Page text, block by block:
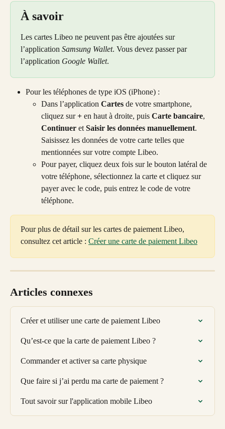
À savoir
Les cartes Libeo ne peuvent pas être ajoutées sur
l’application Samsung Wallet. Vous devez passer par
l’application Google Wallet.
Pour les téléphones de type iOS (iPhone) :
Dans l’application Cartes de votre smartphone,
cliquez sur + en haut à droite, puis Carte bancaire,
Continuer et Saisir les données manuellement.
Saisissez les données de votre carte telles que
mentionnées sur votre compte Libeo.
Pour payer, cliquez deux fois sur le bouton latéral de
votre téléphone, sélectionnez la carte et cliquez sur
payer avec le code, puis entrez le code de votre
téléphone.
Pour plus de détail sur les cartes de paiement Libeo,
consultez cet article : Créer une carte de paiement Libeo
Articles connexes
Créer et utiliser une carte de paiement Libeo
Qu’est-ce que la carte de paiement Libeo ?
Commander et activer sa carte physique
Que faire si j’ai perdu ma carte de paiement ?
Tout savoir sur l'application mobile Libeo